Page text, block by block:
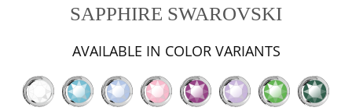
SAPPHIRE SWAROVSKI
AVAILABLE IN COLOR VARIANTS